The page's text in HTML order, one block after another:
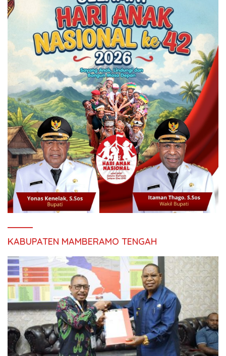
KABUPATEN MAMBERAMO TENGAH